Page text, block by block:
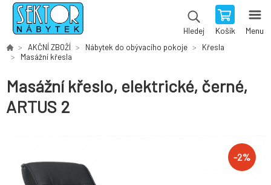
Hledej Košík Menu
AKČNÍ ZBOŽÍ Nábytek do obývacího pokoje
Křesla
Masážní křesla
Masážní křeslo, elektrické, černé,
ARTUS 2
-2%